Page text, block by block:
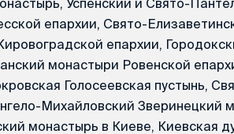
Успенский и Свято-
епархии, Свято-
епархии,
монастыри Ровенской
Голосеевская пустынь,
Михайловский Зверинецкий
монастырь в Киеве, Киевская